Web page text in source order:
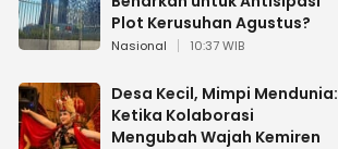
Plot Kerusuhan Agustus?
Nasional 10:37 WIB
Desa Kecil, Mimpi Mendunia:
Ketika Kolaborasi
Mengubah Wajah Kemiren